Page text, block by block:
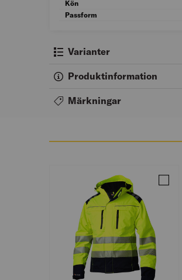
Kön
Passform
Varianter
Produktinformation
Märkningar